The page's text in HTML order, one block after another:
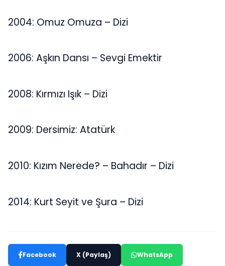
2004: Omuz Omuza – Dizi
2006: Aşkın Dansı – Sevgi Emektir
2008: Kırmızı Işık – Dizi
2009: Dersimiz: Atatürk
2010: Kızım Nerede? – Bahadır – Dizi
2014: Kurt Seyit ve Şura – Dizi
Facebook X (Paylaş) WhatsApp